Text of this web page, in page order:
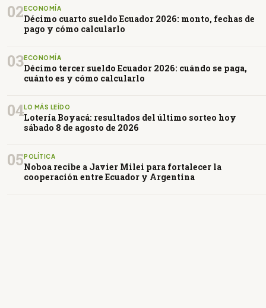
02ECONOMÍA
Décimo cuarto sueldo Ecuador 2026: monto, fechas de
pago y cómo calcularlo
03ECONOMÍA
Décimo tercer sueldo Ecuador 2026: cuándo se paga,
cuánto es y cómo calcularlo
04LO MÁS LEÍDO
Lotería Boyacá: resultados del último sorteo hoy
sábado 8 de agosto de 2026
05POLÍTICA
Noboa recibe a Javier Milei para fortalecer la
cooperación entre Ecuador y Argentina